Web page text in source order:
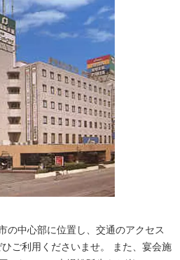
の中心部に位置し、交通のアクセス
ご利用くださいませ。 また、宴会施